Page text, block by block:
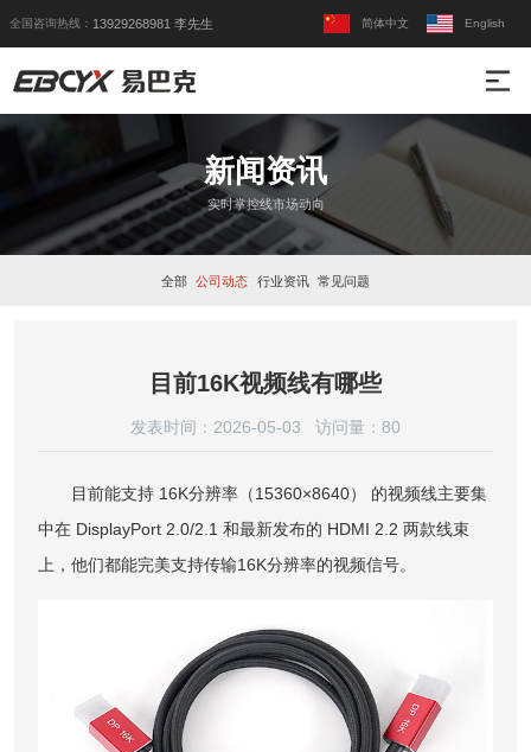
全国咨询热线： 13929268981 李先生 简体中文 English
新闻资讯
实时掌控线市场动向
全部 公司动态 行业资讯 常见问题
目前16K视频线有哪些
发表时间：2026-05-03 访问量： 80
目前能支持 16K分辨率（15360×8640） 的视频线主要集
中在 DisplayPort 2.0/2.1 和最新发布的 HDMI 2.2 两款线束
上，他们都能完美支持传输16K分辨率的视频信号。